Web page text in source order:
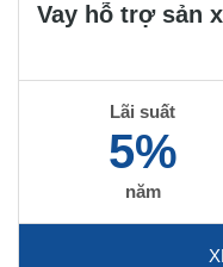
Vay hỗ trợ sản
Lãi suất
5%
năm